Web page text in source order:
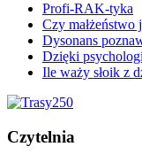
Profi-RAK-tyka
Czy małżeństwo
Dysonans
Dzięki
Ile waży słoik z
Czytelnia